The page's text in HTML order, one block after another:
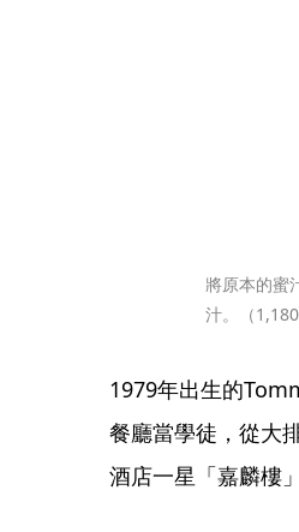
將原本的蜜
汁。（1,180
1979年出生的
餐廳當學徒，從大
酒店一星「嘉麟樓